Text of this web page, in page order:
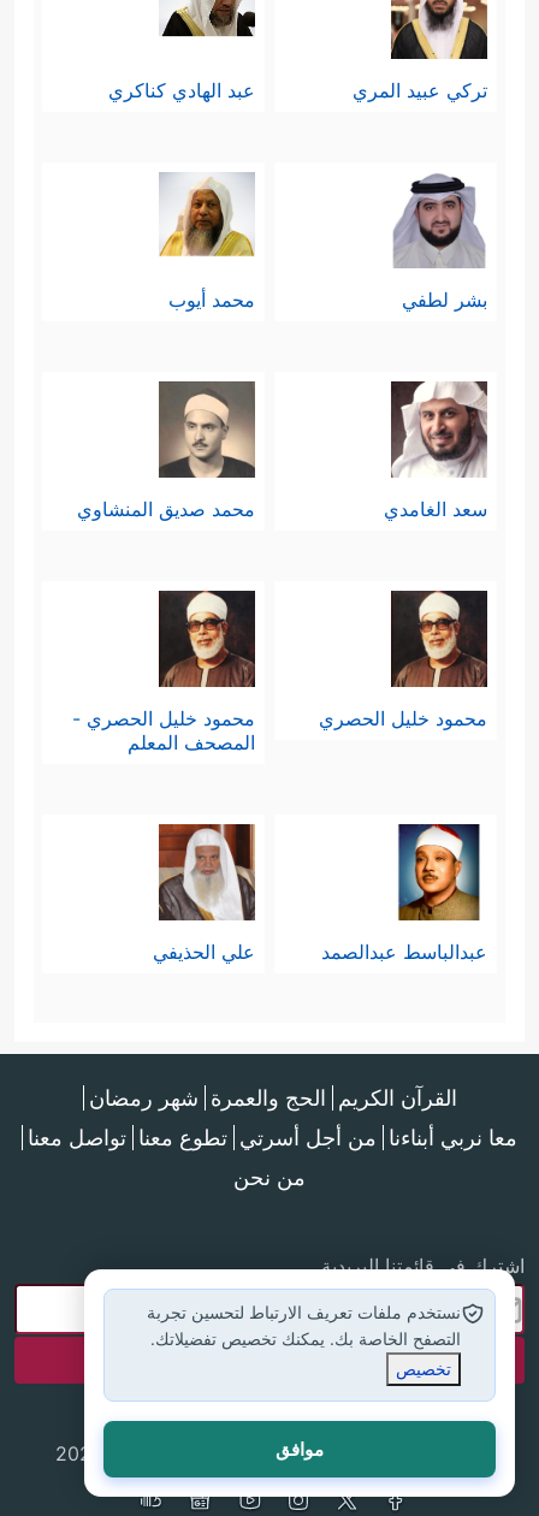
تركي عبيد المري عبد الهادي كناكري
بشر لطفي محمد أيوب
سعد الغامدي محمد صديق المنشاوي
محمود خليل الحصري
محمود خليل الحصري -
المصحف المعلم
عبدالباسط عبدالصمد علي الحذيفي
القرآن الكريم الحج والعمرة شهر رمضان
معا نربي أبناءنا من أجل أسرتي تطوع معنا تواصل معنا
من نحن
اشترك في قائمتنا البريدية
جميع الحقوق محفوظة لموقع إسلام أون لاين © 2025
نستخدم ملفات تعريف الارتباط لتحسين تجربة
التصفح الخاصة بك. يمكنك تخصيص تفضيلاتك.
تخصيص
موافق